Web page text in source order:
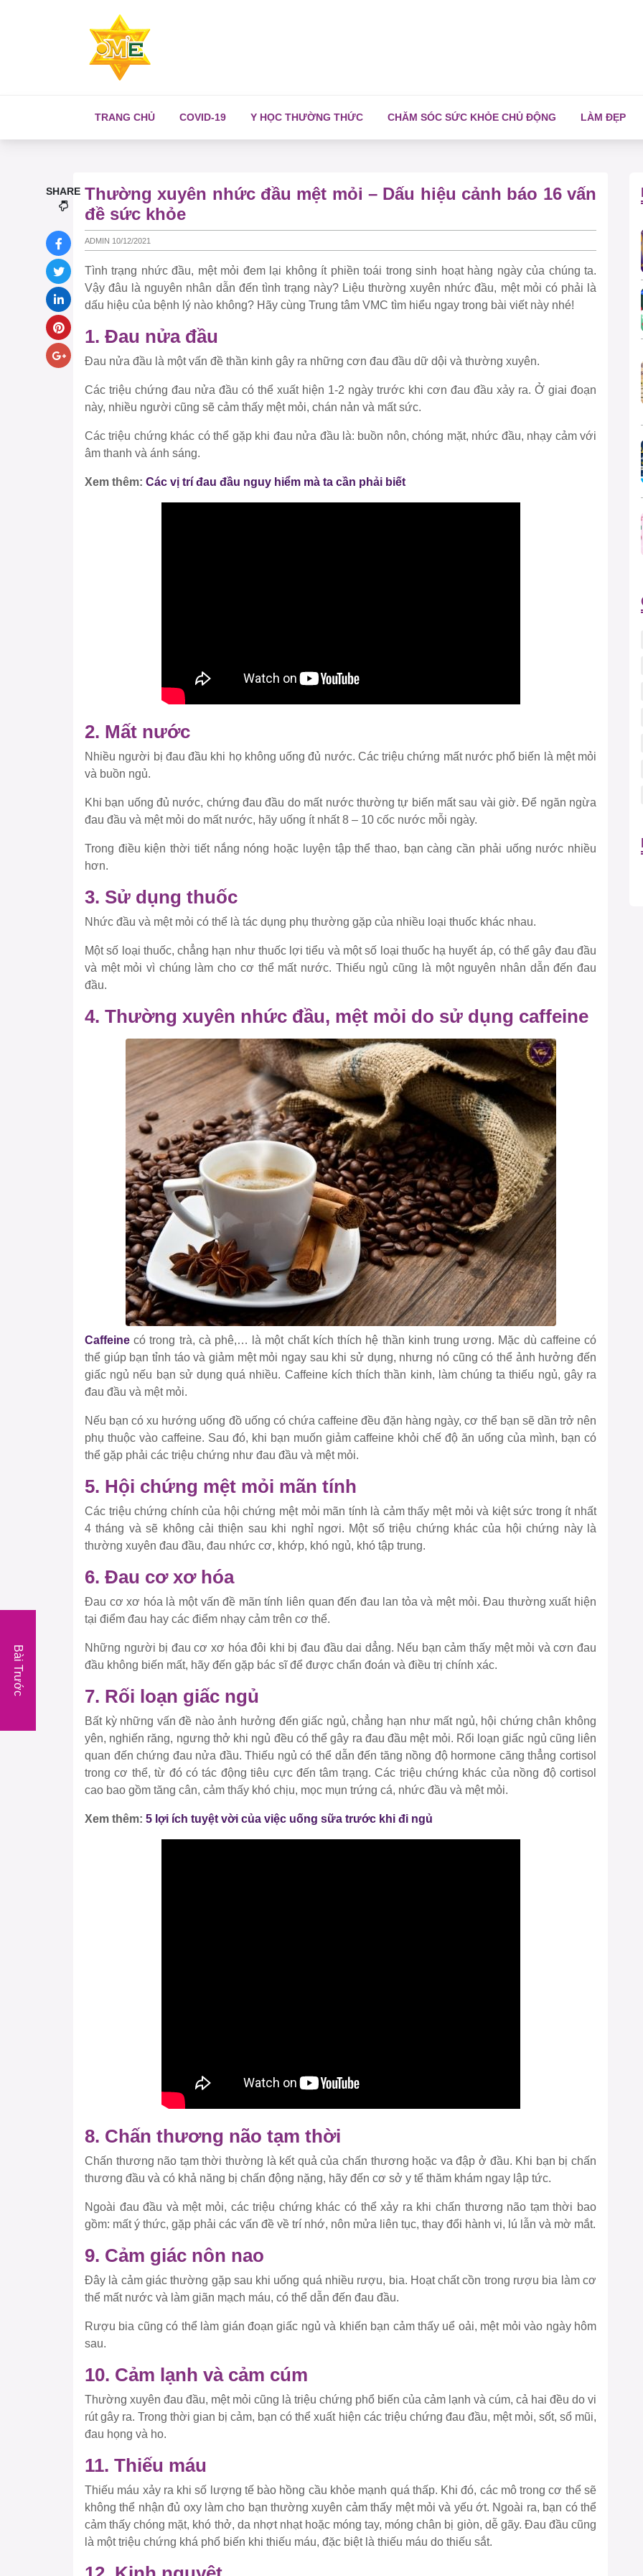
TRANG CHỦ COVID-19 Y HỌC THƯỜNG THỨC CHĂM SÓC SỨC KHỎE CHỦ ĐỘNG LÀM ĐẸP
Thường xuyên nhức đầu mệt mỏi – Dấu hiệu cảnh báo 16 vấn
đề sức khỏe
ADMIN 10/12/2021
Tình trạng nhức đầu, mệt mỏi đem lại không ít phiền toái trong sinh hoạt hàng ngày của chúng ta.
Vậy đâu là nguyên nhân dẫn đến tình trạng này? Liệu thường xuyên nhức đầu, mệt mỏi có phải là
dấu hiệu của bệnh lý nào không? Hãy cùng Trung tâm VMC tìm hiểu ngay trong bài viết này nhé!
1. Đau nửa đầu
Đau nửa đầu là một vấn đề thần kinh gây ra những cơn đau đầu dữ dội và thường xuyên.
Các triệu chứng đau nửa đầu có thể xuất hiện 1-2 ngày trước khi cơn đau đầu xảy ra. Ở giai đoạn
này, nhiều người cũng sẽ cảm thấy mệt mỏi, chán nản và mất sức.
Các triệu chứng khác có thể gặp khi đau nửa đầu là: buồn nôn, chóng mặt, nhức đầu, nhạy cảm với
âm thanh và ánh sáng.
Xem thêm: Các vị trí đau đầu nguy hiểm mà ta cần phải biết
2. Mất nước
Nhiều người bị đau đầu khi họ không uống đủ nước. Các triệu chứng mất nước phổ biến là mệt mỏi
và buồn ngủ.
Khi bạn uống đủ nước, chứng đau đầu do mất nước thường tự biến mất sau vài giờ. Để ngăn ngừa
đau đầu và mệt mỏi do mất nước, hãy uống ít nhất 8 – 10 cốc nước mỗi ngày.
Trong điều kiện thời tiết nắng nóng hoặc luyện tập thể thao, bạn càng cần phải uống nước nhiều
hơn.
3. Sử dụng thuốc
Nhức đầu và mệt mỏi có thể là tác dụng phụ thường gặp của nhiều loại thuốc khác nhau.
Một số loại thuốc, chẳng hạn như thuốc lợi tiểu và một số loại thuốc hạ huyết áp, có thể gây đau đầu
và mệt mỏi vì chúng làm cho cơ thể mất nước. Thiếu ngủ cũng là một nguyên nhân dẫn đến đau
đầu.
4. Thường xuyên nhức đầu, mệt mỏi do sử dụng caffeine
Caffeine có trong trà, cà phê,… là một chất kích thích hệ thần kinh trung ương. Mặc dù caffeine có
thể giúp bạn tỉnh táo và giảm mệt mỏi ngay sau khi sử dụng, nhưng nó cũng có thể ảnh hưởng đến
giấc ngủ nếu bạn sử dụng quá nhiều. Caffeine kích thích thần kinh, làm chúng ta thiếu ngủ, gây ra
đau đầu và mệt mỏi.
Nếu bạn có xu hướng uống đồ uống có chứa caffeine đều đặn hàng ngày, cơ thể bạn sẽ dần trở nên
phụ thuộc vào caffeine. Sau đó, khi bạn muốn giảm caffeine khỏi chế độ ăn uống của mình, bạn có
thể gặp phải các triệu chứng như đau đầu và mệt mỏi.
5. Hội chứng mệt mỏi mãn tính
Các triệu chứng chính của hội chứng mệt mỏi mãn tính là cảm thấy mệt mỏi và kiệt sức trong ít nhất
4 tháng và sẽ không cải thiện sau khi nghỉ ngơi. Một số triệu chứng khác của hội chứng này là
thường xuyên đau đầu, đau nhức cơ, khớp, khó ngủ, khó tập trung.
6. Đau cơ xơ hóa
Đau cơ xơ hóa là một vấn đề mãn tính liên quan đến đau lan tỏa và mệt mỏi. Đau thường xuất hiện
tại điểm đau hay các điểm nhạy cảm trên cơ thể.
Những người bị đau cơ xơ hóa đôi khi bị đau đầu dai dẳng. Nếu bạn cảm thấy mệt mỏi và cơn đau
đầu không biến mất, hãy đến gặp bác sĩ để được chẩn đoán và điều trị chính xác.
7. Rối loạn giấc ngủ
Bất kỳ những vấn đề nào ảnh hưởng đến giấc ngủ, chẳng hạn như mất ngủ, hội chứng chân không
yên, nghiến răng, ngưng thở khi ngủ đều có thể gây ra đau đầu mệt mỏi. Rối loạn giấc ngủ cũng liên
quan đến chứng đau nửa đầu. Thiếu ngủ có thể dẫn đến tăng nồng độ hormone căng thẳng cortisol
trong cơ thể, từ đó có tác động tiêu cực đến tâm trạng. Các triệu chứng khác của nồng độ cortisol
cao bao gồm tăng cân, cảm thấy khó chịu, mọc mụn trứng cá, nhức đầu và mệt mỏi.
Xem thêm: 5 lợi ích tuyệt vời của việc uống sữa trước khi đi ngủ
8. Chấn thương não tạm thời
Chấn thương não tạm thời thường là kết quả của chấn thương hoặc va đập ở đầu. Khi bạn bị chấn
thương đầu và có khả năng bị chấn động nặng, hãy đến cơ sở y tế thăm khám ngay lập tức.
Ngoài đau đầu và mệt mỏi, các triệu chứng khác có thể xảy ra khi chấn thương não tạm thời bao
gồm: mất ý thức, gặp phải các vấn đề về trí nhớ, nôn mửa liên tục, thay đổi hành vi, lú lẫn và mờ mắt.
9. Cảm giác nôn nao
Đây là cảm giác thường gặp sau khi uống quá nhiều rượu, bia. Hoạt chất cồn trong rượu bia làm cơ
thể mất nước và làm giãn mạch máu, có thể dẫn đến đau đầu.
Rượu bia cũng có thể làm gián đoạn giấc ngủ và khiến bạn cảm thấy uể oải, mệt mỏi vào ngày hôm
sau.
10. Cảm lạnh và cảm cúm
Thường xuyên đau đầu, mệt mỏi cũng là triệu chứng phổ biến của cảm lạnh và cúm, cả hai đều do vi
rút gây ra. Trong thời gian bị cảm, bạn có thể xuất hiện các triệu chứng đau đầu, mệt mỏi, sốt, sổ mũi,
đau họng và ho.
11. Thiếu máu
Thiếu máu xảy ra khi số lượng tế bào hồng cầu khỏe mạnh quá thấp. Khi đó, các mô trong cơ thể sẽ
không thể nhận đủ oxy làm cho bạn thường xuyên cảm thấy mệt mỏi và yếu ớt. Ngoài ra, bạn có thể
cảm thấy chóng mặt, khó thở, da nhợt nhạt hoặc móng tay, móng chân bị giòn, dễ gãy. Đau đầu cũng
là một triệu chứng khá phổ biến khi thiếu máu, đặc biệt là thiếu máu do thiếu sắt.
SHARE
Bài Trước